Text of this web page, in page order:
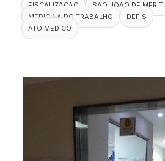
FISCALIZACAO
SAO JOAO DE MERITI
MEDICINA DO TRABALHO
DEFIS
ATO MEDICO